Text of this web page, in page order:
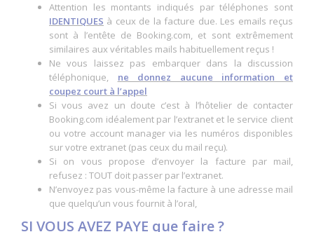
Attention les montants indiqués par téléphones sont
IDENTIQUES à ceux de la facture due. Les emails reçus
sont à l’entête de Booking.com, et sont extrêmement
similaires aux véritables mails habituellement reçus !
Ne vous laissez pas embarquer dans la discussion
téléphonique, ne donnez aucune information et
coupez court à l’appel
Si vous avez un doute c’est à l’hôtelier de contacter
Booking.com idéalement par l’extranet et le service client
ou votre account manager via les numéros disponibles
sur votre extranet (pas ceux du mail reçu).
Si on vous propose d’envoyer la facture par mail,
refusez : TOUT doit passer par l’extranet.
N’envoyez pas vous-même la facture à une adresse mail
que quelqu’un vous fournit à l’oral,
SI VOUS AVEZ PAYE que faire ?